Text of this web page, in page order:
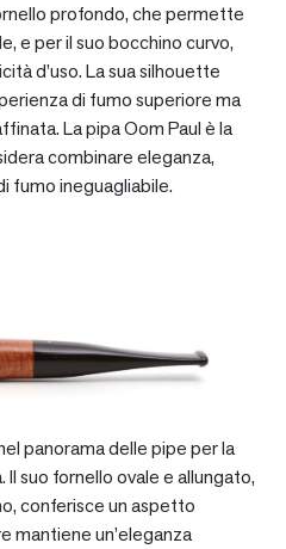
profondo, che permette
e per il suo bocchino curvo,
d’uso. La sua silhouette
di fumo superiore ma
La pipa Oom Paul è la
combinare eleganza,
fumo ineguagliabile.
panorama delle pipe per la
Il suo fornello ovale e allungato,
conferisce un aspetto
mantiene un’eleganza